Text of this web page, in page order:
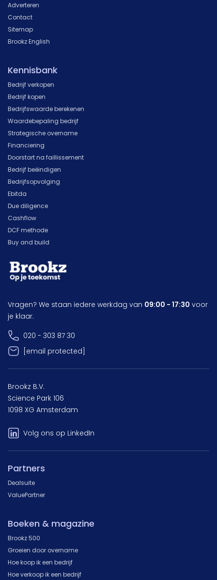
Adverteren
Contact
Sitemap
Brookz English
Kennisbank
Bedrijf verkopen
Bedrijf kopen
Bedrijfswaarde berekenen
Waardebepaling bedrijf
Strategische overname
Financiering
Doorstart na faillissement
Bedrijf beëindigen
Bedrijfsopvolging
Ebitda
Due diligence
Cashflow
DCF methode
Buy and build
Vragen? We staan iedere werkdag van 09:00 - 17:30 voor
je klaar.
020 - 303 87 30
[email protected]
Brookz B.V.
Science Park 106
1098 XG Amsterdam
Volg ons op LinkedIn
Partners
Dealsuite
ValuePartner
Boeken & magazine
Brookz 500
Groeien door overname
Hoe koop ik een bedrijf
Hoe verkoop ik een bedrijf